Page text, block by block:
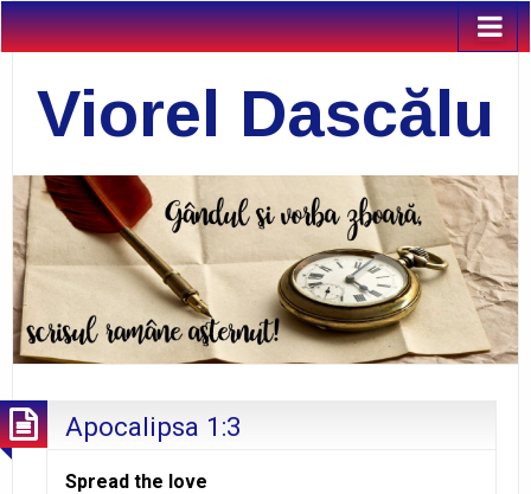
Viorel Dascălu
Apocalipsa 1:3
Spread the love